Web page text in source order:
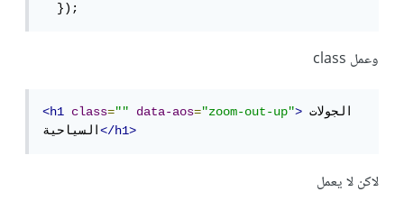
  });
وعمل class
<h1 class="" data-aos="zoom-out-up"> الجولات
السياحية</h1>
لاكن لا يعمل